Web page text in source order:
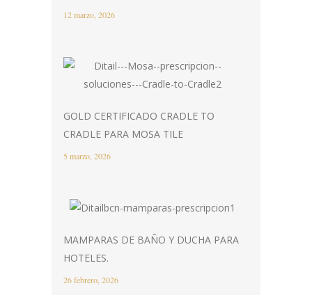
12 marzo, 2026
GOLD CERTIFICADO CRADLE TO
CRADLE PARA MOSA TILE
5 marzo, 2026
MAMPARAS DE BAÑO Y DUCHA PARA
HOTELES.
26 febrero, 2026